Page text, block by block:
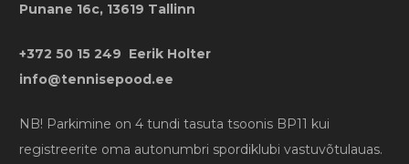
Punane 16c, 13619 Tallinn
+372 50 15 249 Eerik Holter
info@tennisepood.ee
NB! Parkimine on 4 tundi tasuta tsoonis BP11 kui
registreerite oma autonumbri spordiklubi vastuvõtulauas.